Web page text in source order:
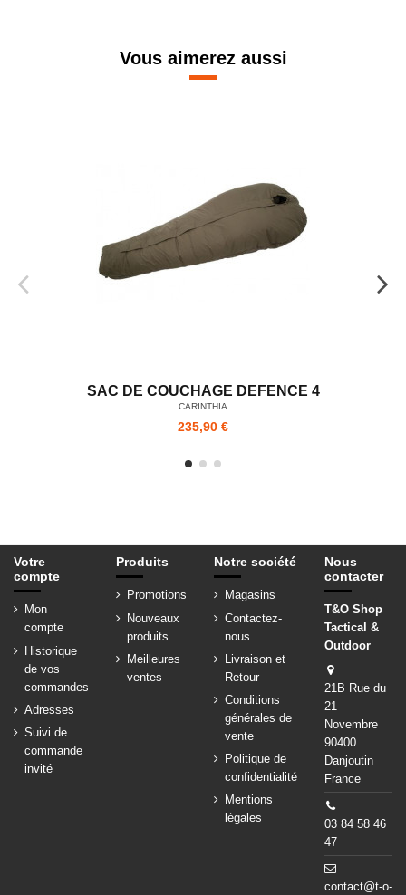
Vous aimerez aussi
SAC DE COUCHAGE DEFENCE 4
CARINTHIA
235,90 €
Votre
compte
Mon
compte
Historique
de vos
commandes
Adresses
Suivi de
commande
invité
Produits
Promotions
Nouveaux
produits
Meilleures
ventes
Notre société
Magasins
Contactez-
nous
Livraison et
Retour
Conditions
générales de
vente
Politique de
confidentialité
Mentions
légales
Nous
contacter
T&O Shop
Tactical &
Outdoor
21B Rue du
21
Novembre
90400
Danjoutin
France
03 84 58 46
47
contact@t-o-